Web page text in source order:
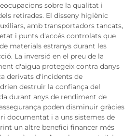
sobre la qualitat i
retirades. El disseny higiènic
amb transportadors tancats,
i punts d'accés controlats que
materials estranys durant les
La inversió en el preu de la
d'aigua protegeix contra danys
derivats d'incidents de
destruir la confiança del
durant anys de rendiment de
poden disminuir gràcies
documentat i a uns sistemes de
un altre benefici financer més